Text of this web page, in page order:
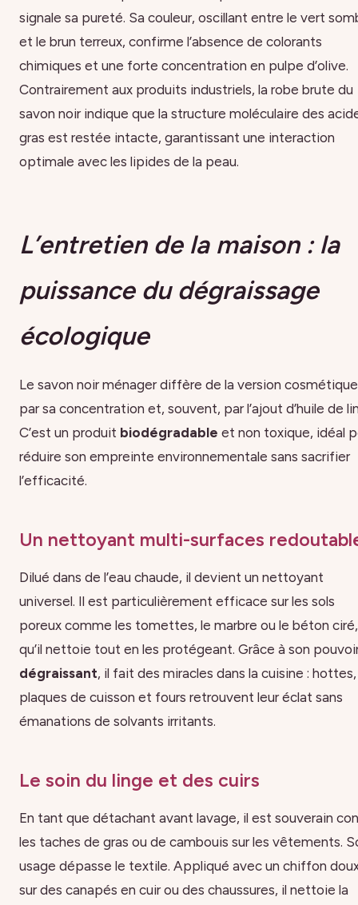
signale sa pureté. Sa couleur, oscillant entre le vert
et le brun terreux, confirme l’absence de colorants
chimiques et une forte concentration en pulpe d’olive.
Contrairement aux produits industriels, la robe brute du
savon noir indique que la structure moléculaire des
gras est restée intacte, garantissant une interaction
optimale avec les lipides de la peau.
L’entretien de la maison : la
puissance du dégraissage
écologique
Le savon noir ménager diffère de la version cosmétique
par sa concentration et, souvent, par l’ajout d’huile de
C’est un produit biodégradable et non toxique, idéal
réduire son empreinte environnementale sans sacrifier
l’efficacité.
Un nettoyant multi-surfaces
Dilué dans de l’eau chaude, il devient un nettoyant
universel. Il est particulièrement efficace sur les sols
poreux comme les tomettes, le marbre ou le béton ciré,
qu’il nettoie tout en les protégeant. Grâce à son
dégraissant, il fait des miracles dans la cuisine : hottes,
plaques de cuisson et fours retrouvent leur éclat sans
émanations de solvants irritants.
Le soin du linge et des cuirs
En tant que détachant avant lavage, il est souverain
les taches de gras ou de cambouis sur les vêtements.
usage dépasse le textile. Appliqué avec un chiffon
sur des canapés en cuir ou des chaussures, il nettoie la